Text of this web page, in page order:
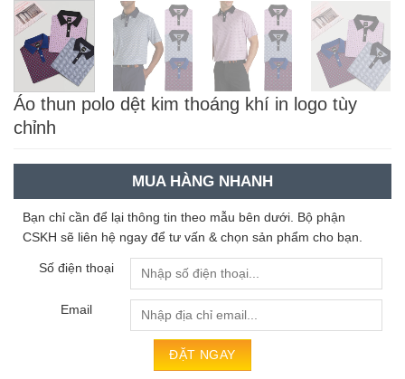
Áo thun polo dệt kim thoáng khí in logo tùy
chỉnh
MUA HÀNG NHANH
Bạn chỉ cần để lại thông tin theo mẫu bên dưới. Bộ phận
CSKH sẽ liên hệ ngay để tư vấn & chọn sản phẩm cho bạn.
Số điện thoại
Email